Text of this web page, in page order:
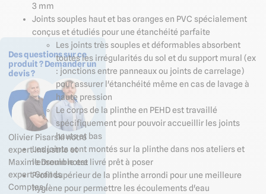
Des questions sur ce
produit ? Demander un
devis ?
Olivier Pisarski notre
expert Industrie et
Maxime Drouin notre
expert Grands
Comptes /
3 mm
Joints souples haut et basorangesen PVC spécialement
conçus et étudiés pour une étanchéité parfaite
Les joints très souples et déformables absorbent
toutes les irrégularités du sol et du support mural (ex
: jonctions entre panneaux ou joints de carrelage)
pour assurer l'étanchéité même en cas de lavage à
haute pression
Le corps de la plinthe en PEHD est travaillé
spécifiquement pour pouvoir accueillir les joints
hauts et bas
Les joints sont montés sur la plinthe dans nos ateliers et
l'ensemble est livré prêt à poser
Profil supérieur de la plinthe arrondi pour une meilleure
hygiène pour permettre les écoulements d'eau